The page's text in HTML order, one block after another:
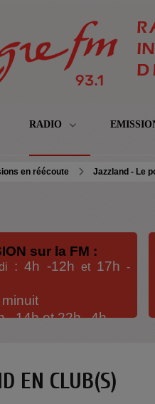
RADIO
en réécoute Jazzland - Le
sur la FM :
: 4h -12h et 17h -
minuit
-14h et 22h-4h
EN CLUB(S)